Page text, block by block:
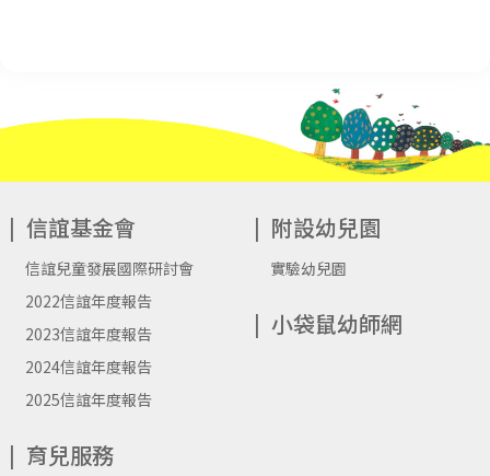
信誼基金會
信誼兒童發展國際研討會
2022信誼年度報告
2023信誼年度報告
2024信誼年度報告
2025信誼年度報告
育兒服務
附設幼兒園
實驗幼兒園
小袋鼠幼師網